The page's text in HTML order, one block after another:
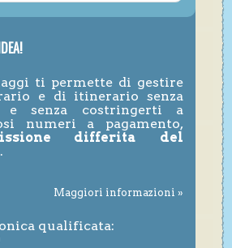
ti permette di gestire
e di itinerario senza
e senza costringerti a
numeri a pagamento,
differita del
.
Maggiori informazioni »
qualificata: